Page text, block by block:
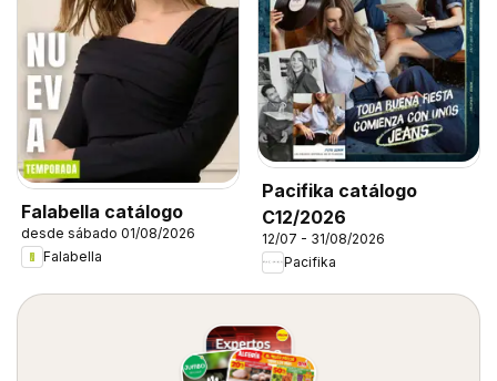
Falabella catálogo
desde sábado 01/08/2026
Falabella
Pacifika catálogo
C12/2026
12/07 - 31/08/2026
Pacifika